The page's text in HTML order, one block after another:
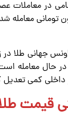
جهانی طلا در
داخلی کمی تعدیل
قیمت